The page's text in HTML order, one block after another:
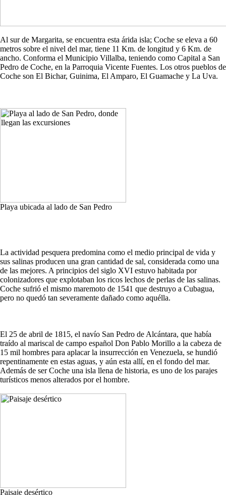
Al sur de Margarita, se encuentra esta árida isla; Coche se eleva a 60
metros sobre el nivel del mar, tiene 11 Km. de longitud y 6 Km. de
ancho. Conforma el Municipio Villalba, teniendo como Capital a San
Pedro de Coche, en la Parroquia Vicente Fuentes. Los otros pueblos de
Coche son El Bichar, Guinima, El Amparo, El Guamache y La Uva.
Playa ubicada al lado de San Pedro
La actividad pesquera predomina como el medio principal de vida y
sus salinas producen una gran cantidad de sal, considerada como una
de las mejores. A principios del siglo XVI estuvo habitada por
colonizadores que explotaban los ricos lechos de perlas de las salinas.
Coche sufrió el mismo maremoto de 1541 que destruyo a Cubagua,
pero no quedó tan severamente dañado como aquélla.
El 25 de abril de 1815, el navío San Pedro de Alcántara, que había
traído al mariscal de campo español Don Pablo Morillo a la cabeza de
15 mil hombres para aplacar la insurrección en Venezuela, se hundió
repentinamente en estas aguas, y aún esta allí, en el fondo del mar.
Además de ser Coche una isla llena de historia, es uno de los parajes
turísticos menos alterados por el hombre.
Paisaje desértico